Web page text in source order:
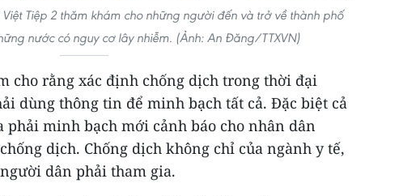
Tiệp 2 thăm khám cho những người đến và trở về thành phố
nước có nguy cơ lây nhiễm. (Ảnh: An Đăng/TTXVN)
cho rằng xác định chống dịch trong thời đại
dùng thông tin để minh bạch tất cả. Đặc biệt cả
phải minh bạch mới cảnh báo cho nhân dân
dịch. Chống dịch không chỉ của ngành y tế,
dân phải tham gia.